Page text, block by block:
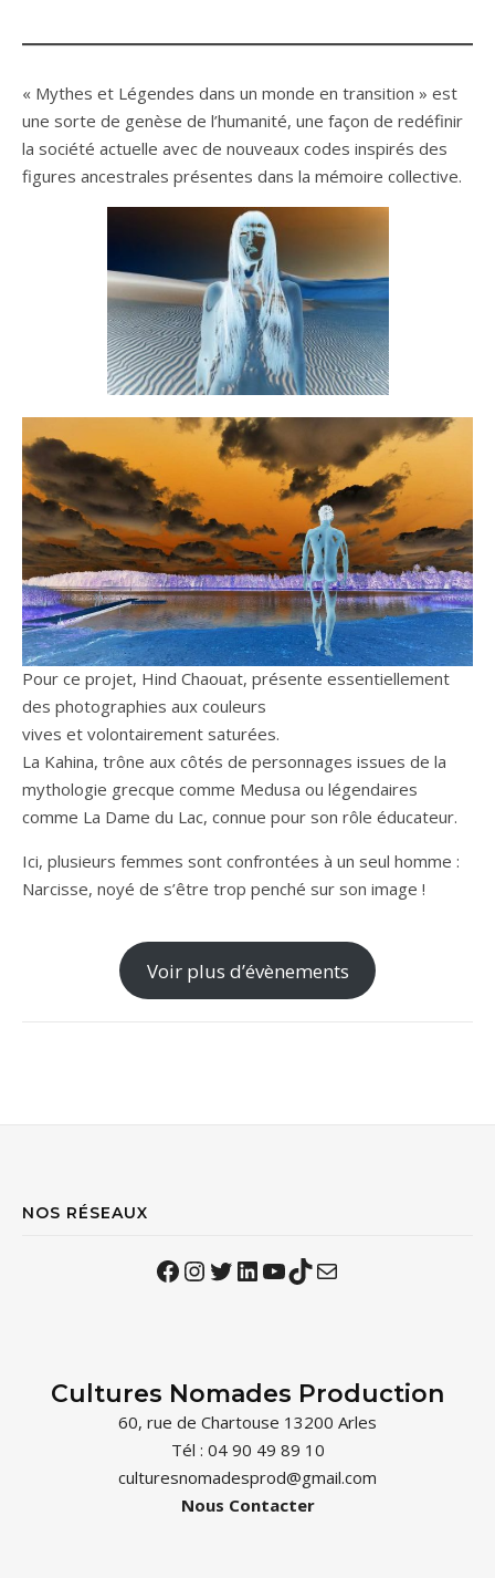
« Mythes et Légendes dans un monde en transition » est
une sorte de genèse de l’humanité, une façon de redéfinir
la société actuelle avec de nouveaux codes inspirés des
figures ancestrales présentes dans la mémoire collective.
Pour ce projet, Hind Chaouat, présente essentiellement
des photographies aux couleurs
vives et volontairement saturées.
La Kahina, trône aux côtés de personnages issues de la
mythologie grecque comme Medusa ou légendaires
comme La Dame du Lac, connue pour son rôle éducateur.
Ici, plusieurs femmes sont confrontées à un seul homme :
Narcisse, noyé de s’être trop penché sur son image !
Voir plus d’évènements
NOS RÉSEAUX
Facebook
Instagram
Twitter
LinkedIn
YouTube
TikTok
Mail
Cultures Nomades Production
60, rue de Chartouse 13200 Arles
Tél : 04 90 49 89 10
culturesnomadesprod@gmail.com
Nous Contacter